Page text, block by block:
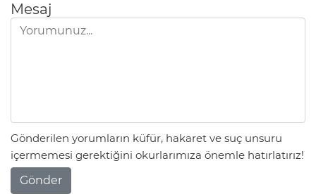
Mesaj
Gönderilen yorumların küfür, hakaret ve suç unsuru
içermemesi gerektiğini okurlarımıza önemle hatırlatırız!
Gönder